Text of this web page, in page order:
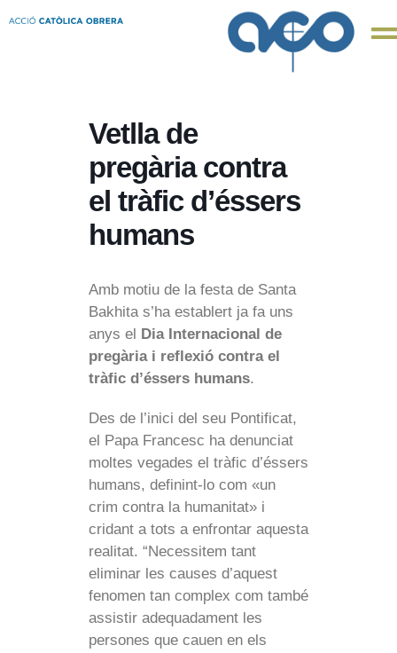
Vetlla de
pregària contra
el tràfic d’éssers
humans
Amb motiu de la festa de Santa
Bakhita s’ha establert ja fa uns
anys el
Dia Internacional de
pregària i reflexió contra el
tràfic d’éssers humans.
Des de l’inici del seu Pontificat,
el Papa Francesc ha denunciat
moltes vegades el tràfic d’éssers
humans, definint-lo com «un
crim contra la humanitat» i
cridant a tots a enfrontar aquesta
realitat. “Necessitem tant
eliminar les causes d’aquest
fenomen tan complex com també
assistir adequadament les
persones que cauen en els